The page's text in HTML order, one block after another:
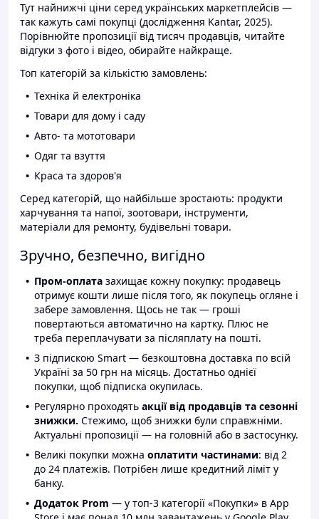
Тут найнижчі ціни серед українських маркетплейсів —
так кажуть самі покупці (дослідження Kantar, 2025).
Порівнюйте пропозиції від тисяч продавців, читайте
відгуки з фото і відео, обирайте найкраще.
Топ категорій за кількістю замовлень:
Техніка й електроніка
Товари для дому і саду
Авто- та мототовари
Одяг та взуття
Краса та здоров'я
Серед категорій, що найбільше зростають: продукти
харчування та напої, зоотовари, інструменти,
матеріали для ремонту, будівельні товари.
Зручно, безпечно, вигідно
Пром-оплата захищає кожну покупку: продавець
отримує кошти лише після того, як покупець огляне і
забере замовлення. Щось не так — гроші
повертаються автоматично на картку. Плюс не
треба переплачувати за післяплату на пошті.
З підпискою Smart — безкоштовна доставка по всій
Україні за 50 грн на місяць. Достатньо однієї
покупки, щоб підписка окупилась.
Регулярно проходять акції від продавців та сезонні
знижки. Стежимо, щоб знижки були справжніми.
Актуальні пропозиції — на головній або в застосунку.
Великі покупки можна оплатити частинами: від 2
до 24 платежів. Потрібен лише кредитний ліміт у
банку.
Додаток Prom — у топ-3 категорії «Покупки» в App